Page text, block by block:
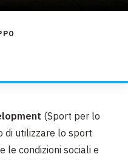
(Sport per lo
di utilizzare lo sport
le condizioni sociali e